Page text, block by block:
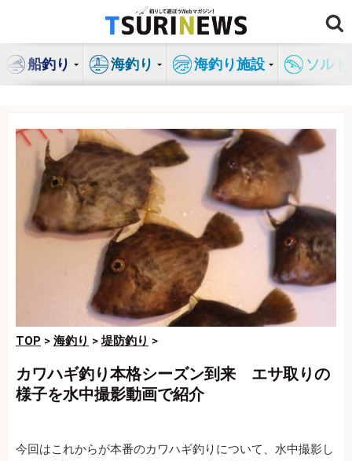
ン
船釣り 海釣り 海釣り施設 ソル
TOP > 海釣り >堤防釣り >
カワハギ釣り本格シーズン到来 エサ取りの
様子を水中撮影動画で紹介
今回はこれからが本番のカワハギ釣りについて、水中撮影し